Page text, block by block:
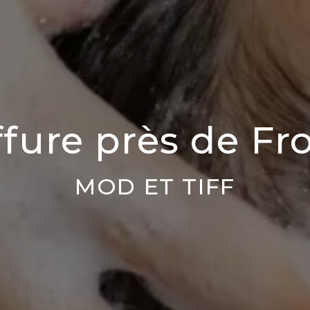
près de
MOD ET TIFF